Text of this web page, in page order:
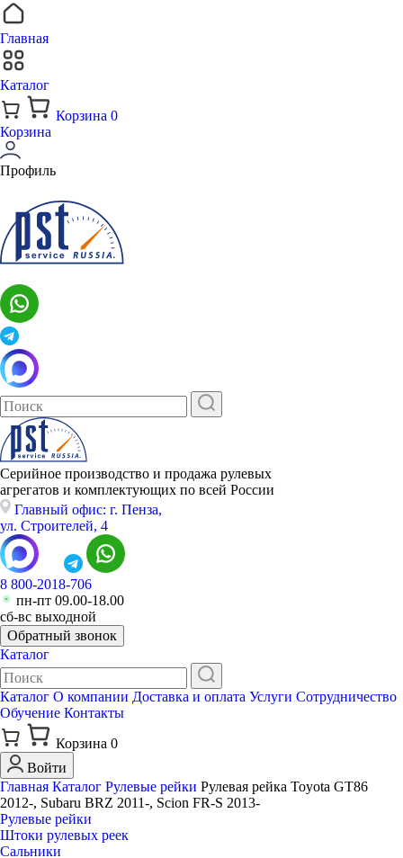
Главная
Каталог
Корзина 0
Корзина
Профиль
Серийное производство и продажа рулевых
агрегатов и комплектующих по всей России
Главный офис: г. Пенза,
ул. Строителей, 4
8 800-2018-706
пн-пт 09.00-18.00
сб-вс выходной
Обратный звонок
Каталог
Каталог О компании Доставка и оплата Услуги Сотрудничество
Обучение Контакты
Корзина 0
Войти
Главная Каталог Рулевые рейки Рулевая рейка Toyota GT86
2012-, Subaru BRZ 2011-, Scion FR-S 2013-
Рулевые рейки
Штоки рулевых реек
Сальники